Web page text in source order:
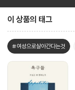
이 상품의 태그
#여성으로살아간다는것